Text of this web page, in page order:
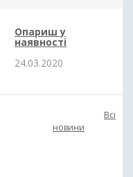
Опариш у
наявності
24.03.2020
Всі
новини